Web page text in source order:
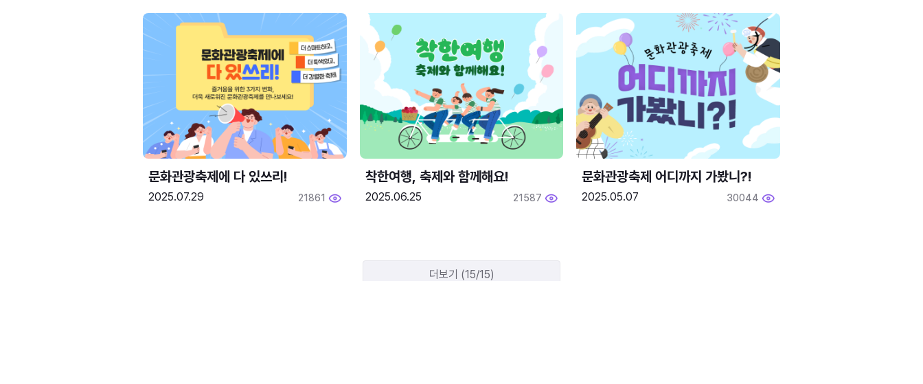
문화관광축제에 다 있쓰리!
2025.07.29 21861
착한여행, 축제와 함께해요!
2025.06.25 21587
문화관광축제 어디까지 가봤니?!
2025.05.07 30044
더보기 (15/15)